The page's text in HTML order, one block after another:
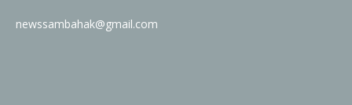
newssambahak@gmail.com